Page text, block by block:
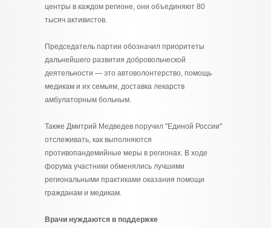
центры в каждом регионе, они объединяют 80
тысяч активистов.
Председатель партии обозначил приоритеты
дальнейшего развития добровольческой
деятельности — это автоволонтерство, помощь
медикам и их семьям, доставка лекарств
амбулаторным больным.
Также Дмитрий Медведев поручил "Единой России"
отслеживать, как выполняются
противопандемийные меры в регионах. В ходе
форума участники обменялись лучшими
региональными практиками оказания помощи
гражданам и медикам.
Врачи нуждаются в поддержке